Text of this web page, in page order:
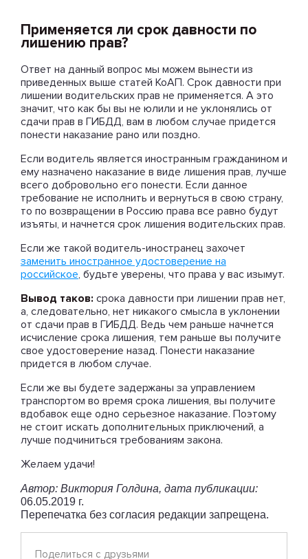
Применяется ли срок давности по
лишению прав?
Ответ на данный вопрос мы можем вынести из
приведенных выше статей КоАП. Срок давности при
лишении водительских прав не применяется. А это
значит, что как бы вы не юлили и не уклонялись от
сдачи прав в ГИБДД, вам в любом случае придется
понести наказание рано или поздно.
Если водитель является иностранным гражданином и
ему назначено наказание в виде лишения прав, лучше
всего добровольно его понести. Если данное
требование не исполнить и вернуться в свою страну,
то по возвращении в Россию права все равно будут
изъяты, и начнется срок лишения водительских прав.
Если же такой водитель-иностранец захочет
заменить иностранное удостоверение на
российское, будьте уверены, что права у вас изымут.
Вывод таков: срока давности при лишении прав нет,
а, следовательно, нет никакого смысла в уклонении
от сдачи прав в ГИБДД. Ведь чем раньше начнется
исчисление срока лишения, тем раньше вы получите
свое удостоверение назад. Понести наказание
придется в любом случае.
Если же вы будете задержаны за управлением
транспортом во время срока лишения, вы получите
вдобавок еще одно серьезное наказание. Поэтому
не стоит искать дополнительных приключений, а
лучше подчиниться требованиям закона.
Желаем удачи!
Автор: Виктория Голдина, дата публикации:
06.05.2019 г.
Перепечатка без согласия редакции запрещена.
Поделиться с друзьями